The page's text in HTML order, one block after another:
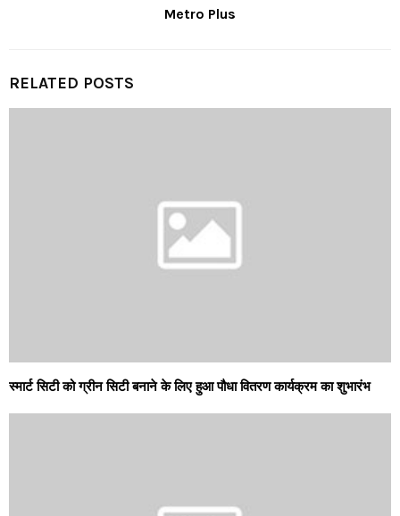
Metro Plus
RELATED POSTS
स्मार्ट सिटी को ग्रीन सिटी बनाने के लिए हुआ पौधा वितरण कार्यक्रम का शुभारंभ